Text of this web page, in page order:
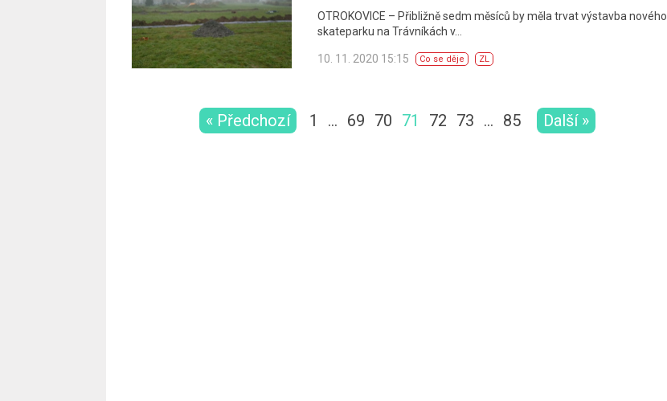
OTROKOVICE – Přibližně sedm měsíců by měla trvat výstavba nového
skateparku na Trávníkách v…
10. 11. 2020 15:15 Co se děje ZL
« Předchozí 1 … 69 70 71 72 73 … 85 Další »